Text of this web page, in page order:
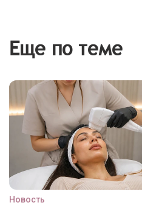
Еще по теме
Новость